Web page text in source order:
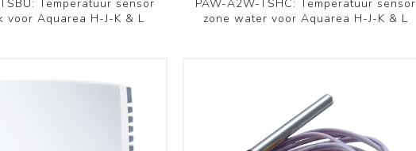
Temperatuur sensor
voor Aquarea H-J-K & L
PAW-A2W-TSHC: Temperatuur sensor
zone water voor Aquarea H-J-K & L